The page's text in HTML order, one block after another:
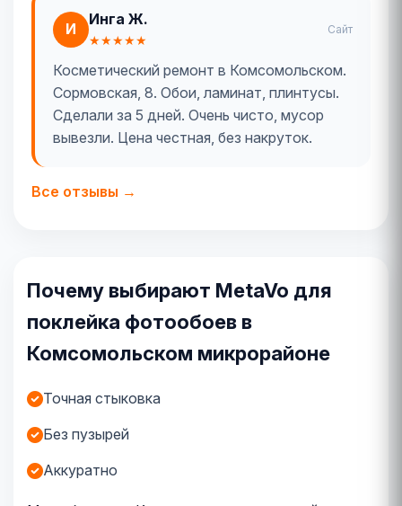
И
Инга Ж.
★★★★★
Сайт
Косметический ремонт в Комсомольском.
Сормовская, 8. Обои, ламинат, плинтусы.
Сделали за 5 дней. Очень чисто, мусор
вывезли. Цена честная, без накруток.
Все отзывы →
Почему выбирают MetaVo для
поклейка фотообоев в
Комсомольском микрорайоне
Точная стыковка
Без пузырей
Аккуратно